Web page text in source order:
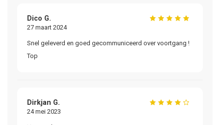
Dico G.
27 maart 2024
Snel geleverd en goed gecommuniceerd over voortgang !
Top
Dirkjan G.
24 mei 2023